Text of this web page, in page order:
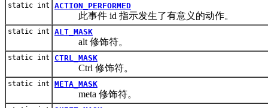
static int ACTION_PERFORMED
此事件 id 指示发生了有意义的动作。
static int ALT_MASK
alt 修饰符。
static int CTRL_MASK
Ctrl 修饰符。
static int META_MASK
meta 修饰符。